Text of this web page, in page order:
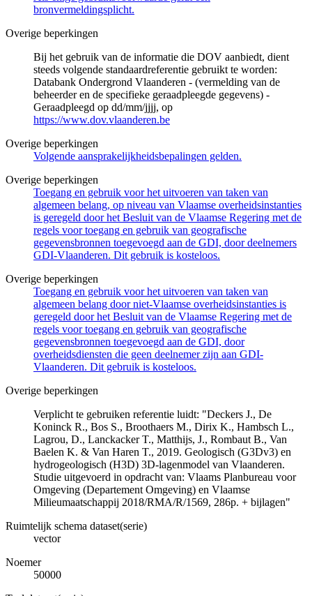
bronvermeldingsplicht.
Overige beperkingen
Bij het gebruik van de informatie die DOV aanbiedt, dient
steeds volgende standaardreferentie gebruikt te worden:
Databank Ondergrond Vlaanderen - (vermelding van de
beheerder en de specifieke geraadpleegde gegevens) -
Geraadpleegd op dd/mm/jjjj, op
https://www.dov.vlaanderen.be
Overige beperkingen
Volgende aansprakelijkheidsbepalingen gelden.
Overige beperkingen
Toegang en gebruik voor het uitvoeren van taken van
algemeen belang, op niveau van Vlaamse overheidsinstanties
is geregeld door het Besluit van de Vlaamse Regering met de
regels voor toegang en gebruik van geografische
gegevensbronnen toegevoegd aan de GDI, door deelnemers
GDI-Vlaanderen. Dit gebruik is kosteloos.
Overige beperkingen
Toegang en gebruik voor het uitvoeren van taken van
algemeen belang door niet-Vlaamse overheidsinstanties is
geregeld door het Besluit van de Vlaamse Regering met de
regels voor toegang en gebruik van geografische
gegevensbronnen toegevoegd aan de GDI, door
overheidsdiensten die geen deelnemer zijn aan GDI-
Vlaanderen. Dit gebruik is kosteloos.
Overige beperkingen
Verplicht te gebruiken referentie luidt: "Deckers J., De
Koninck R., Bos S., Broothaers M., Dirix K., Hambsch L.,
Lagrou, D., Lanckacker T., Matthijs, J., Rombaut B., Van
Baelen K. & Van Haren T., 2019. Geologisch (G3Dv3) en
hydrogeologisch (H3D) 3D-lagenmodel van Vlaanderen.
Studie uitgevoerd in opdracht van: Vlaams Planbureau voor
Omgeving (Departement Omgeving) en Vlaamse
Milieumaatschappij 2018/RMA/R/1569, 286p. + bijlagen"
Ruimtelijk schema dataset(serie)
vector
Noemer
50000